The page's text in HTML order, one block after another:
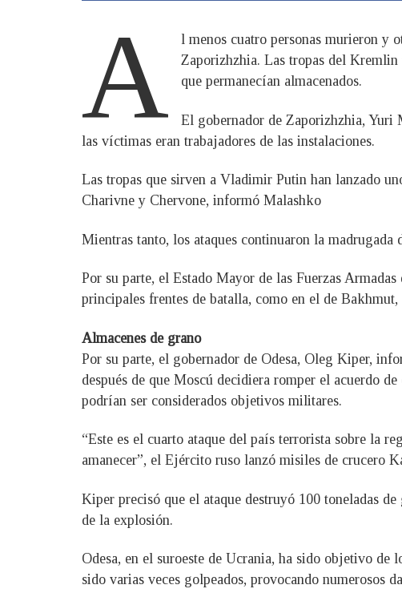
A
l menos cuatro personas murieron y
Zaporizhzhia. Las tropas del Kremlin
que permanecían almacenados.
El gobernador de Zaporizhzhia, Yuri
las víctimas eran trabajadores de las instalaciones.
Las tropas que sirven a Vladimir Putin han lanzado
Charivne y Chervone, informó Malashko
Mientras tanto, los ataques continuaron la madrugada
Por su parte, el Estado Mayor de las Fuerzas
principales frentes de batalla, como en el de
Almacenes de grano
Por su parte, el gobernador de Odesa, Oleg Kiper,
después de que Moscú decidiera romper el acuerdo
podrían ser considerados objetivos militares.
“Este es el cuarto ataque del país terrorista sobre la
amanecer”, el Ejército ruso lanzó misiles de crucero
Kiper precisó que el ataque destruyó 100 toneladas
de la explosión.
Odesa, en el suroeste de Ucrania, ha sido objetivo de
sido varias veces golpeados, provocando numerosos